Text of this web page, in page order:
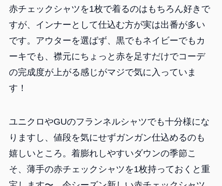
赤チェックシャツを1枚で着るのはもちろん好きで
すが、インナーとして仕込む方が実は出番が多い
です。アウターを選ばず、黒でもネイビーでもカ
ーキでも、襟元にちょっと赤を足すだけでコーデ
の完成度が上がる感じがマジで気に入っていま
す！
ユニクロやGUのフランネルシャツでも十分様にな
りますし、値段を気にせずガンガン仕込めるのも
嬉しいところ。着膨れしやすいダウンの季節こ
そ、薄手の赤チェックシャツを1枚持っておくと重